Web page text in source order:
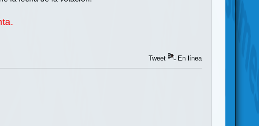
Tweet En línea